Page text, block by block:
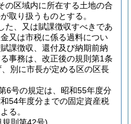
の区域内に所在する土地の合
取り扱うものとする。
た、又は賦課徴収すべきであ
又は市税に係る過料につい
課徴収、還付及び納期前納
事務は、改正後の規則第1条
別に市長が定める区の区長
6号の規定は、昭和55年度分
54年度分までの固定資産税
る。